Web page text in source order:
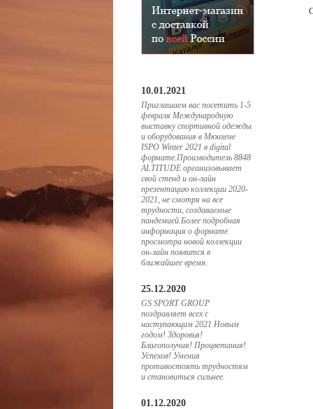
10.01.2021
Приглашаем вас посетить 1-5
февраля Международную
выставку спортивной одежды
и оборудования в Мюнхене
ISPO Winter 2021 в digital
формате.Производитель 8848
ALTITUDE организовывает
свой стенд и он-лайн
презентацию коллекции 2020-
2021, не смотря на все
трудности, создаваемые
пандемией.Более подробная
информация о формате
просмотра новой коллекции
он-лайн появится в
ближайшее время.
25.12.2020
GS SPORT GROUP
поздравляет всех с
наступающим 2021 Новым
годом! Здоровья!
Благополучия! Процветания!
Успехов! Умения
противостоять трудностям
и становиться сильнее.
01.12.2020